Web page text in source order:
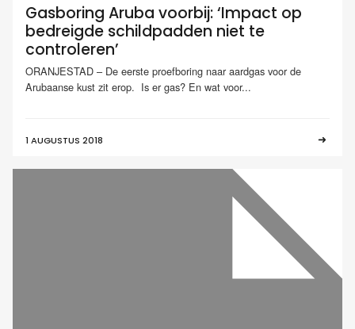
Gasboring Aruba voorbij: ‘Impact op
bedreigde schildpadden niet te
controleren’
ORANJESTAD – De eerste proefboring naar aardgas voor de
Arubaanse kust zit erop. Is er gas? En wat voor...
1 AUGUSTUS 2018